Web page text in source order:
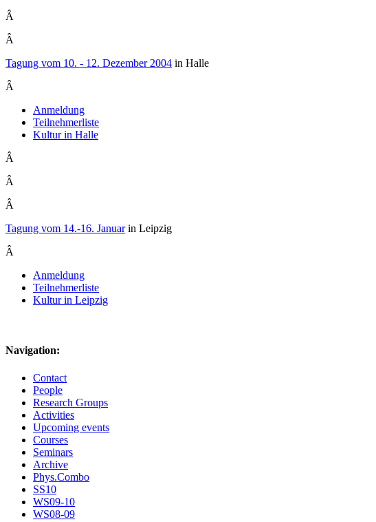
Â
Â
Tagung vom 10. - 12. Dezember 2004 in Halle
Â
Anmeldung
Teilnehmerliste
Kultur in Halle
Â
Â
Â
Tagung vom 14.-16. Januarin Leipzig
Â
Anmeldung
Teilnehmerliste
Kultur in Leipzig
Navigation:
Contact
People
Research Groups
Activities
Upcoming events
Courses
Seminars
Archive
Phys.Combo
SS10
WS09-10
WS08-09